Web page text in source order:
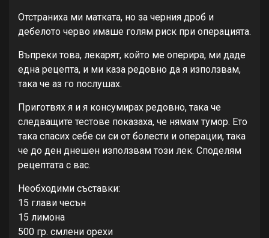
Отстраниха ми матката, но за черния дроб и
дебелото черво имаше голям риск при операцията.
Въпреки това, лекарят, който ме оперира, ми даде
една рецепта, и ми каза редовно да я използвам,
така че аз го послушах.
Приготвях я и я консумирах редовно, така че
следващите тестове показаха, че нямам тумор. Ето
така спасих себе си си от болести и операции, така
че до ден днешен използвам този лек. Споделям
рецептата с вас.
Необходими съставки:
15 глави чесън
15 лимона
500 гр. смлени орехи